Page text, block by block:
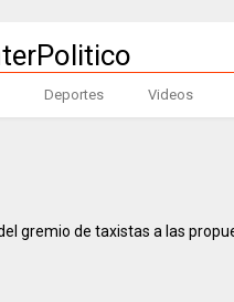
Deportes Videos